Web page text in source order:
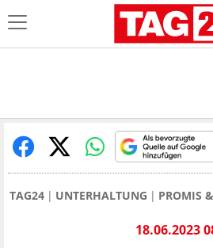
TAG24 UNTERHALTUNG PROMIS
18.06.2023